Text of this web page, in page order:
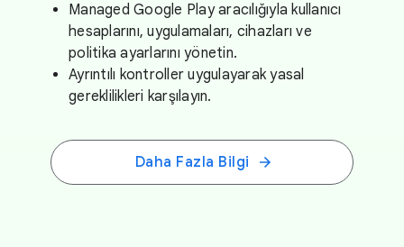
Managed Google Play aracılığıyla kullanıcı
hesaplarını, uygulamaları, cihazları ve
politika ayarlarını yönetin.
Ayrıntılı kontroller uygulayarak yasal
gereklilikleri karşılayın.
Daha Fazla Bilgi